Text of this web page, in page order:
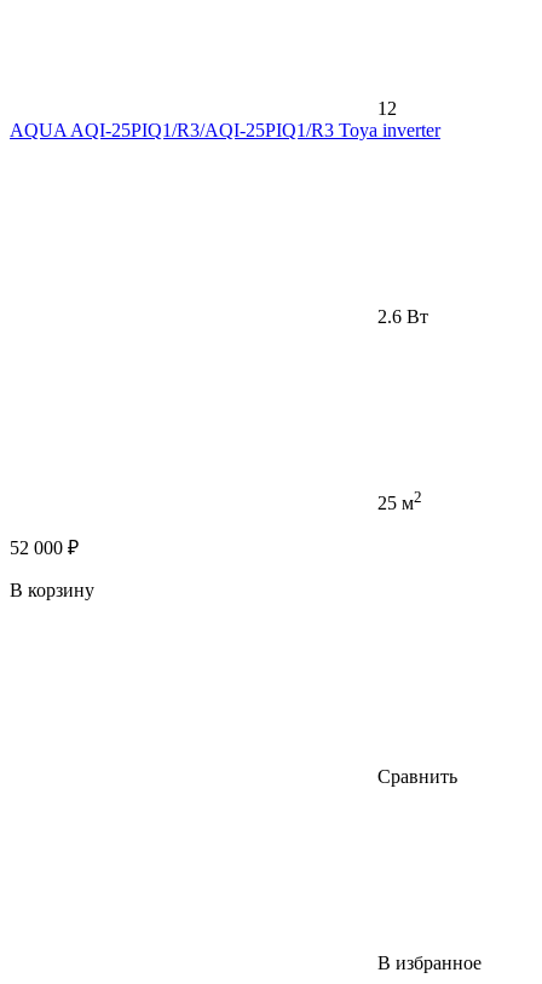
12
AQUA AQI-25PIQ1/R3/AQI-25PIQ1/R3 Toya inverter
2.6 Вт
25 м2
52 000 ₽
В корзину
Сравнить
В избранное